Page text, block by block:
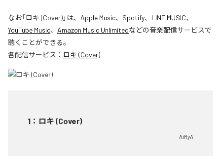
なお「ロキ (Cover)」は、 Apple Music、 Spotify、 LINE MUSIC、
YouTube Music、 Amazon Music Unlimitedなどの音楽配信サービスで
聴くことができる。
各配信サービス： ロキ (Cover)
1 ： ロキ (Cover)
AiRyA